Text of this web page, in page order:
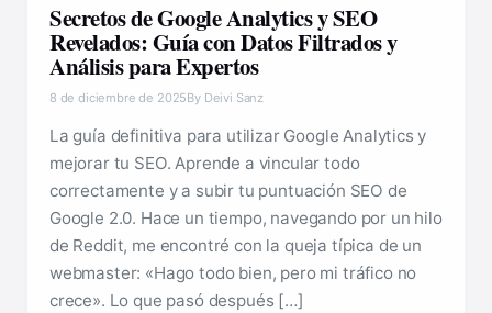
Secretos de Google Analytics y SEO
Revelados: Guía con Datos Filtrados y
Análisis para Expertos
8 de diciembre de 2025By Deivi Sanz
La guía definitiva para utilizar Google Analytics y
mejorar tu SEO. Aprende a vincular todo
correctamente y a subir tu puntuación SEO de
Google 2.0. Hace un tiempo, navegando por un hilo
de Reddit, me encontré con la queja típica de un
webmaster: «Hago todo bien, pero mi tráfico no
crece». Lo que pasó después […]